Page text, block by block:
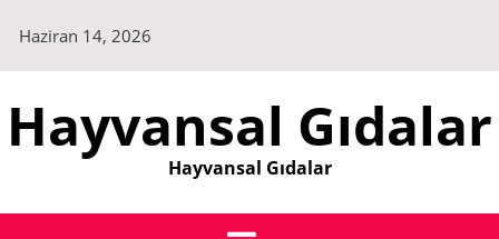
content
Haziran 14, 2026
Hayvansal Gıdalar
Hayvansal Gıdalar